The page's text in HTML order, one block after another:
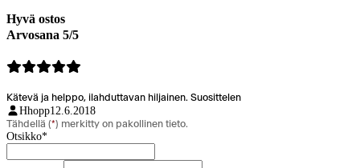
Hyvä ostos
Arvosana 5/5
Kätevä ja helppo, ilahduttavan hiljainen. Suosittelen
Hhopp12.6.2018
Tähdellä (*) merkitty on pakollinen tieto.
Otsikko*